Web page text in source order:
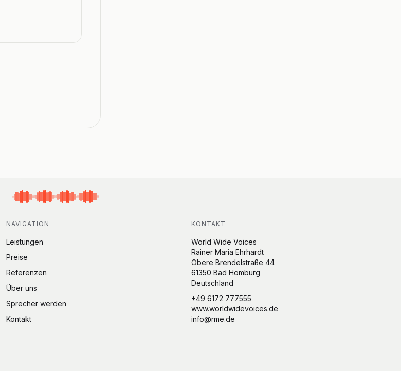
NAVIGATION
Leistungen
Preise
Referenzen
Über uns
Sprecher werden
Kontakt
KONTAKT
World Wide Voices
Rainer Maria Ehrhardt
Obere Brendelstraße 44
61350 Bad Homburg
Deutschland
+49 6172 777555
www.worldwidevoices.de
info@rme.de